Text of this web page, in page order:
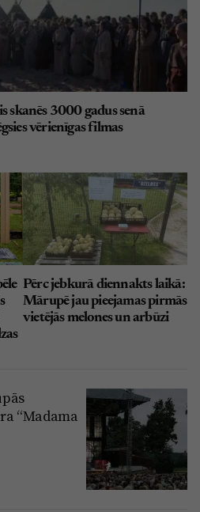
skanēs 3000 gadus senā
vērienīgas filmas
Pērc jebkurā diennakts laikā:
Mārupē jau pieejamas pirmās
vietējās melones un arbūzi
“Madama